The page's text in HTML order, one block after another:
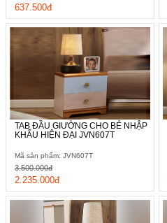
637.500đ
TAB ĐẦU GIƯỜNG CHO BÉ NHẬP
KHẨU HIỆN ĐẠI JVN607T
Mã sản phẩm: JVN607T
2.235.000đ
3.500.000đ